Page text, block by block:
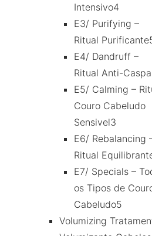
Intensivo4
E3/ Purifying –
Ritual Purificante
E4/ Dandruff –
Ritual Anti-Caspa
E5/ Calming –
Couro Cabeludo
Sensivel3
E6/ Rebalancing
Ritual
E7/ Specials –
os Tipos de
Cabeludo5
Volumizing